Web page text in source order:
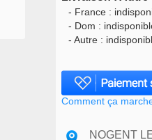
- France :
- Dom :
- Autre :
Comment ça
NOGENT